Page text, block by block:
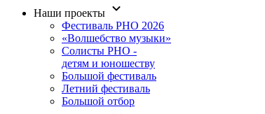
Наши проекты
Фестиваль РНО 2026
«Волшебство музыки»
Солисты РНО -
детям и юношеству
Большой фестиваль
Летний фестиваль
Большой отбор